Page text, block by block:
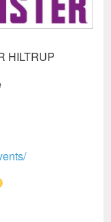
HILTRUP